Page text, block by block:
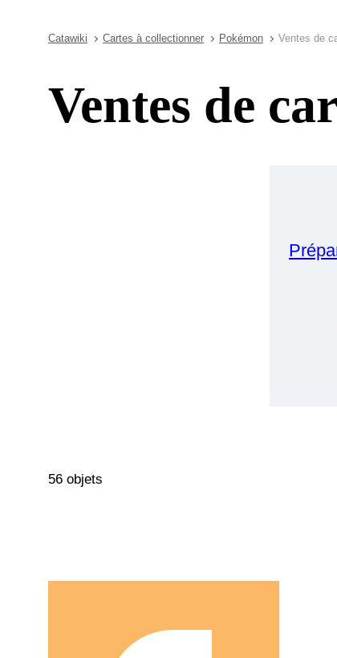
Catawiki Cartes à collectionner Pokémon Ventes de
Ventes de
56 objets